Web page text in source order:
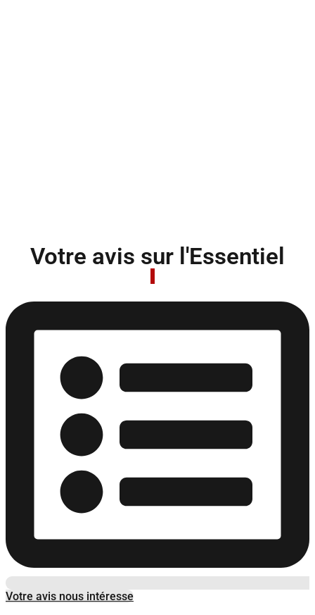
Votre avis sur l'Essentiel
Votre avis nous intéresse